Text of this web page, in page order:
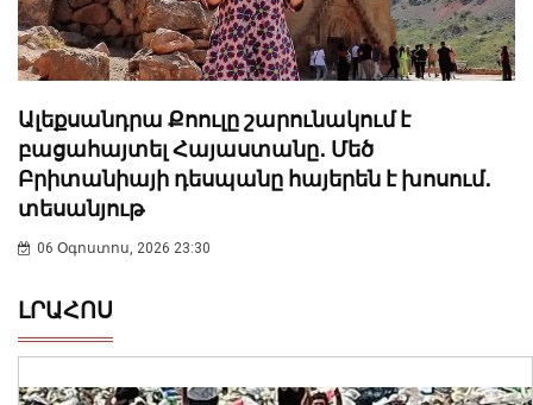
Ալեքսանդրա Քոուլը շարունակում է
բացահայտել Հայաստանը․ Մեծ
Բրիտանիայի դեսպանը հայերեն է խոսում․
տեսանյութ
06 Օգոստոս, 2026 23:30
ԼՐԱՀՈՍ